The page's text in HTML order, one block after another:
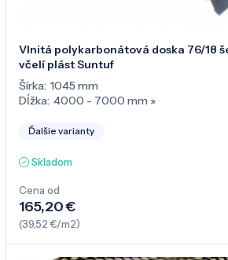
Vlnitá polykarbonátová doska 76/18
včelí plást Suntuf
Šírka: 1045 mm
Dĺžka: 4000 - 7000 mm »
Ďalšie varianty
Skladom
Cena od
165,20 €
(39,52 €/m2)